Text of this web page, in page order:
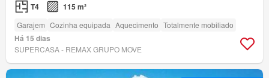
T4 115 m²
Garajem Cozinha equipada Aquecimento Totalmente mobiliado
Há 15 dias
SUPERCASA - REMAX GRUPO MOVE